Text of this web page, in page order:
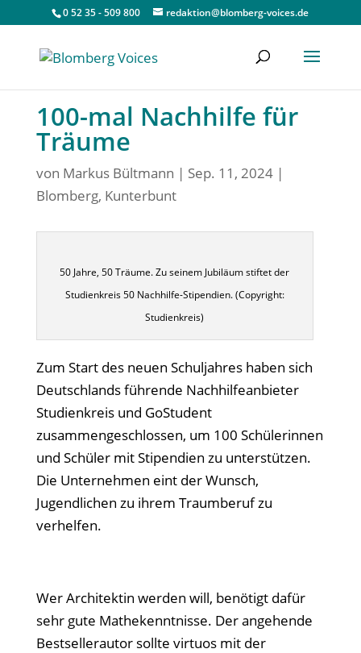
0 52 35 - 509 800 redaktion@blomberg-voices.de
100-mal Nachhilfe für
Träume
von Markus Bültmann | Sep. 11, 2024|
Blomberg, Kunterbunt
50 Jahre, 50 Träume. Zu seinem Jubiläum stiftet der
Studienkreis 50 Nachhilfe-Stipendien. (Copyright:
Studienkreis)
Zum Start des neuen Schuljahres haben sich
Deutschlands führende Nachhilfeanbieter
Studienkreis und GoStudent
zusammengeschlossen, um 100 Schülerinnen
und Schüler mit Stipendien zu unterstützen.
Die Unternehmen eint der Wunsch,
Jugendlichen zu ihrem Traumberuf zu
verhelfen.
Wer Architektin werden will, benötigt dafür
sehr gute Mathekenntnisse. Der angehende
Bestsellerautor sollte virtuos mit der